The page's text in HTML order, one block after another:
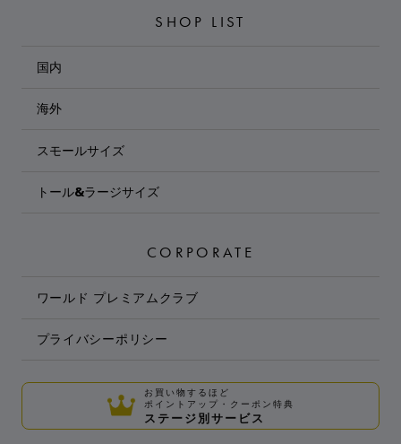
SHOP LIST
国内
海外
スモールサイズ
トール&ラージサイズ
CORPORATE
ワールド プレミアムクラブ
プライバシーポリシー
お買い物するほど
ポイントアップ・クーポン特典
ステージ別サービス